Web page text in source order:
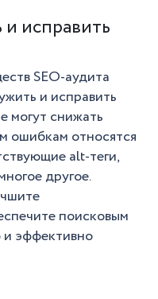
исправить
SEO-аудита
и исправить
могут снижать
ошибкам относятся
alt-теги,
другое.
поисковым
и эффективно